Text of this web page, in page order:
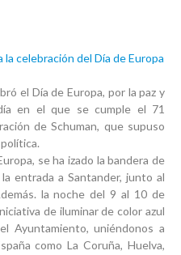
celebración del Día de Europa
el Día de Europa, por la paz y
en el que se cumple el 71
de Schuman, que supuso
se ha izado la bandera de
entrada a Santander, junto al
la noche del 9 al 10 de
de iluminar de color azul
Ayuntamiento, uniéndonos a
como La Coruña, Huelva,